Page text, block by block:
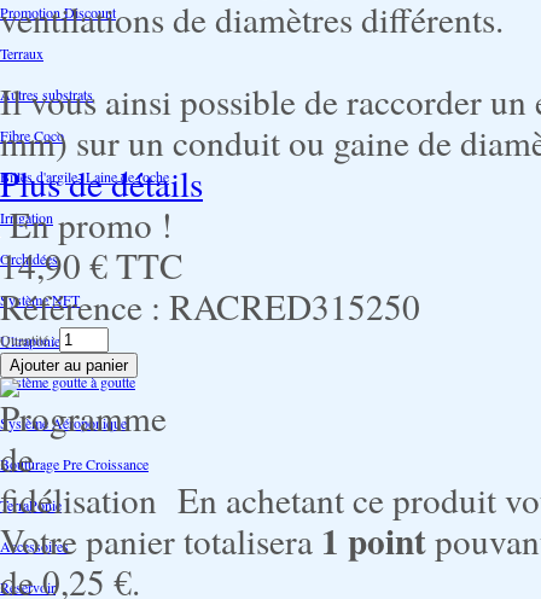
Promotion Discount
Terraux
Autres substrats
Fibre Coco
Billes d'argile- Laine de roche
Irrigation
Orchidées
Système NFT
Ultraponie
Système goutte à goutte
Système Aéroponique
Bouturage Pre Croissance
TerraPonie
Accessoires
Reservoir
ventilations de diamètres différents.
Il vous ainsi possible de raccorder
mm) sur un conduit ou gaine de
Plus de détails
En promo !
14,90 €TTC
Référence : RACRED315250
Quantité :
En achetant ce produit
Votre panier totalisera 1 point
de0,25 €.